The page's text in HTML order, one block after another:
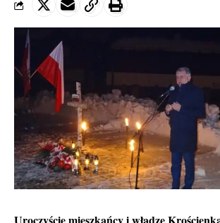
Uroczyście mieszkańcy i władze